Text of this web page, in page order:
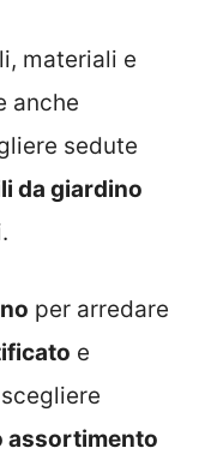
materiali e
anche
sedute
da giardino
per arredare
e
assortimento